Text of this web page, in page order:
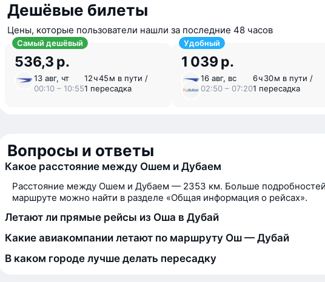
Дешёвые билеты
Цены, которые пользователи нашли за последние 48 часов
Самый дешёвый
536,3 р.
13 авг, чт
00:10 – 10:55
12 ⁠ч 45 ⁠м в пути /
1 пересадка
Удобный
1 039 р.
16 авг, вс
02:50 – 07:20
6 ⁠ч 30 ⁠м в пути /
1 пересадка
Вопросы и ответы
Какое расстояние между Ошем и Дубаем
Расстояние между Ошем и Дубаем — 2353 км. Больше
маршруте можно найти в разделе «Общая информация о рейсах».
Летают ли прямые рейсы из Оша в Дубай
Какие авиакомпании летают по маршруту Ош — Дубай
В каком городе лучше делать пересадку